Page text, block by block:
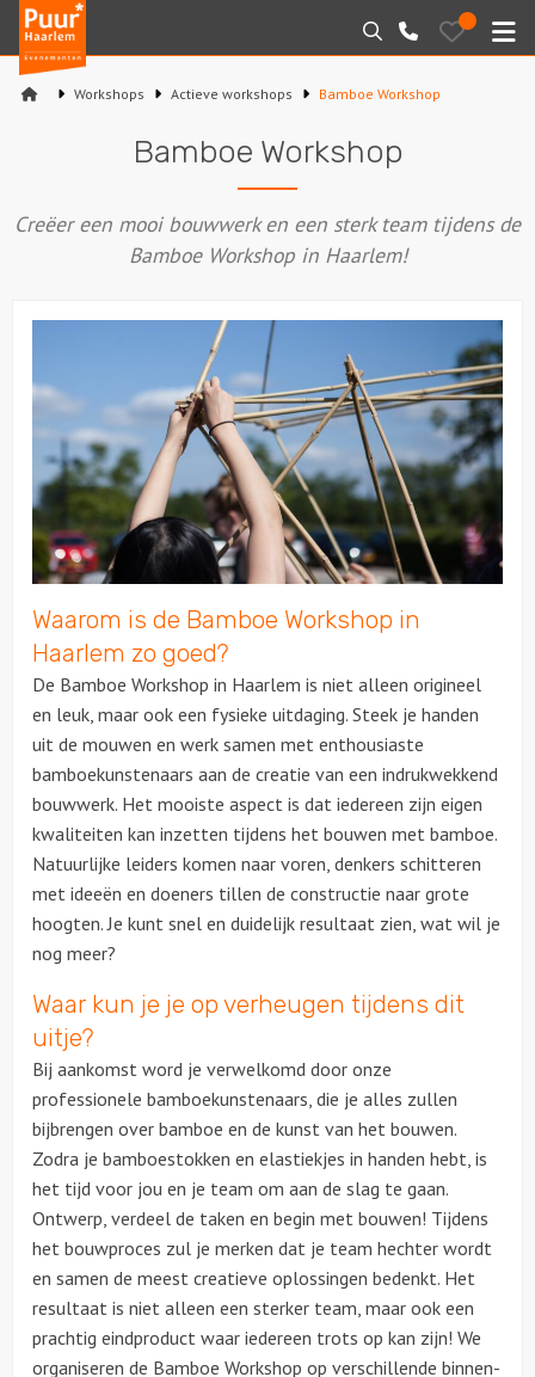
Puur*
Haarlem
bedrijfsuitjes
Zoeken
023-
2210130
Bewaarde
uitjes
Varen
Workshops
Rondleidingen
Locaties
Feesten
Over ons
Workshops Actieve workshops Bamboe Workshop
Bamboe Workshop
Creëer een mooi bouwwerk en een sterk team tijdens de
Bamboe Workshop in Haarlem!
Waarom is de Bamboe Workshop in
Haarlem zo goed?
De Bamboe Workshop in Haarlem is niet alleen origineel
en leuk, maar ook een fysieke uitdaging. Steek je handen
uit de mouwen en werk samen met enthousiaste
bamboekunstenaars aan de creatie van een indrukwekkend
bouwwerk. Het mooiste aspect is dat iedereen zijn eigen
kwaliteiten kan inzetten tijdens het bouwen met bamboe.
Natuurlijke leiders komen naar voren, denkers schitteren
met ideeën en doeners tillen de constructie naar grote
hoogten. Je kunt snel en duidelijk resultaat zien, wat wil je
nog meer?
Waar kun je je op verheugen tijdens dit
uitje?
Bij aankomst word je verwelkomd door onze
professionele bamboekunstenaars, die je alles zullen
bijbrengen over bamboe en de kunst van het bouwen.
Zodra je bamboestokken en elastiekjes in handen hebt, is
het tijd voor jou en je team om aan de slag te gaan.
Ontwerp, verdeel de taken en begin met bouwen! Tijdens
het bouwproces zul je merken dat je team hechter wordt
en samen de meest creatieve oplossingen bedenkt. Het
resultaat is niet alleen een sterker team, maar ook een
prachtig eindproduct waar iedereen trots op kan zijn! We
organiseren de Bamboe Workshop op verschillende binnen-